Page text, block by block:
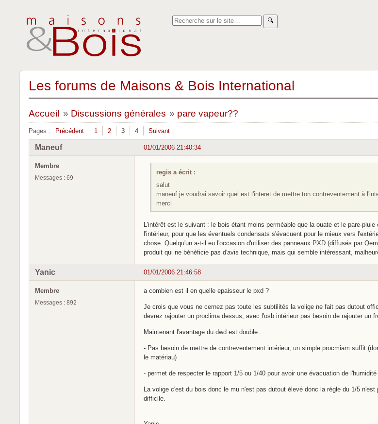
🔍︎
Les forums de Maisons & Bois International
Accueil » Discussions générales » pare vapeur??
Pages : Précédent 1 2 3 4 Suivant
01/01/2006 21:40:34
Maneuf
Membre
Messages : 69
regis a écrit :
salut
maneuf je voudrai savoir quel est l'interet de mettre ton contreventement à
merci
L'intérêt est le suivant : le bois étant moins perméable que la ouate et le pare-
l'intérieur, pour que les éventuels condensats s'évacuent pour le mieux vers
chose. Quelqu'un a-t-il eu l'occasion d'utiliser des panneaux PXD (diffusés par
produit qui ne bénéficie pas d'avis technique, mais qui semble intéressant,
01/01/2006 21:46:58
Yanic
Membre
Messages : 892
a combien est il en quelle epaisseur le pxd ?
Je crois que vous ne cernez pas toute les subtilités la volige ne fait pas dutout
devrez rajouter un proclima dessus, avec l'osb intérieur pas besoin de rajouter un
Maintenant l'avantage du dwd est double :
- Pas besoin de mettre de contreventement intérieur, un simple procmiam suffit
le matériau)
- permet de respecter le rapport 1/5 ou 1/40 pour avoir une évacuation de
La volige c'est du bois donc le mu n'est pas dutout élevé donc la régle du 1/5
difficile.